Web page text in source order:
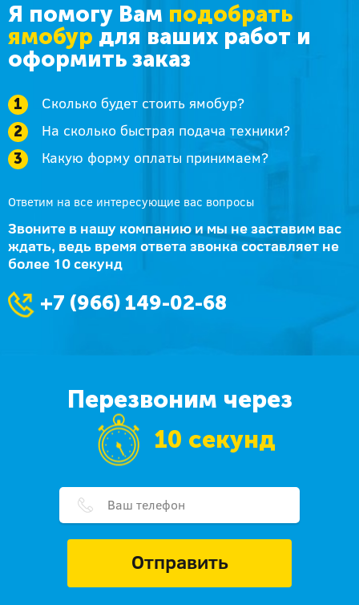
Я помогу Вам подобрать
ямобур для ваших работ и
оформить заказ
Сколько будет стоить ямобур?
На сколько быстрая подача техники?
Какую форму оплаты принимаем?
Ответим на все интересующие вас вопросы
Звоните в нашу компанию и мы не заставим вас
ждать, ведь время ответа звонка составляет не
более 10 секунд
+7 (966) 149-02-68
Перезвоним через
10 секунд
Отправить